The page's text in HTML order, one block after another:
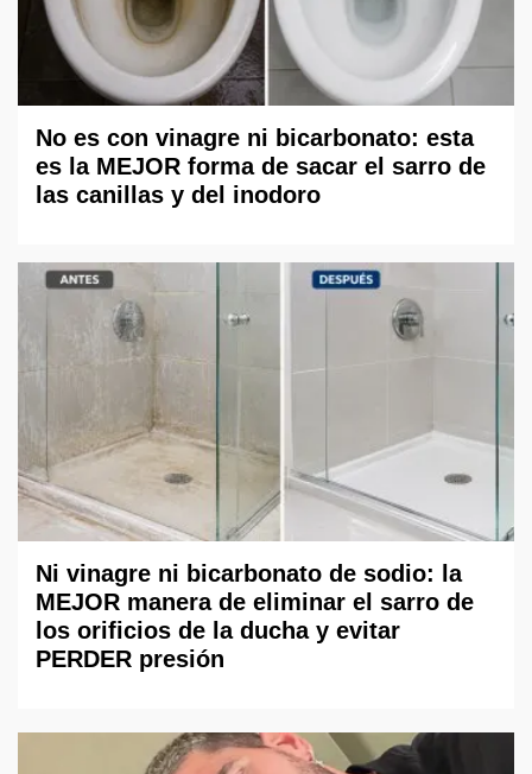
No es con vinagre ni bicarbonato: esta
es la MEJOR forma de sacar el sarro de
las canillas y del inodoro
Ni vinagre ni bicarbonato de sodio: la
MEJOR manera de eliminar el sarro de
los orificios de la ducha y evitar
PERDER presión